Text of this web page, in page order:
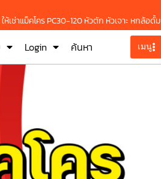
ให้เช่าแม็คโคร PC30-120 หัวตัก หัวเจาะ หกล้อดั้ม
Login ค้นหา เมนู